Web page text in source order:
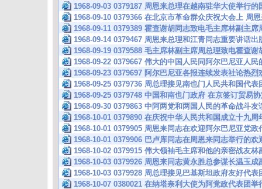
1968-09-03 0379187 周恩来总理在越南驻华大使举行
1968-09-10 0379366 在北京市革命群众庆祝大会上 周
1968-09-11 0379389 霍查谢胡同志致电毛主席林副主
1968-09-14 0379467 周恩来总理和江青同志重要讲话出
1968-09-19 0379588 毛主席林副主席周总理致电霍查
1968-09-22 0379667 伟大的中国人民同阿尔巴尼亚人
1968-09-23 0379697 阿尔巴尼亚各报连续发表社论热
1968-09-25 0379736 周总理接见南也门人民共和国代表
1968-09-25 0379748 中国和南也门政府 在京签订贸易
1968-09-30 0379863 中阿两党和两国人民的革命战斗
1968-10-01 0379890 在庆祝中华人民共和国成立十九
1968-10-01 0379905 周恩来同志在欢迎阿尔巴尼亚党
1968-10-01 0379906 巴卢库同志在周恩来同志举行的
1968-10-02 0379915 伟大领袖毛主席和他的亲密战友
1968-10-03 0379926 周恩来同志黄永胜总参谋长温玉
1968-10-03 0379928 周总理接见巴基斯坦政府友好代表
1968-10-07 0380021 在纳塔奈利大使为阿党政代表团